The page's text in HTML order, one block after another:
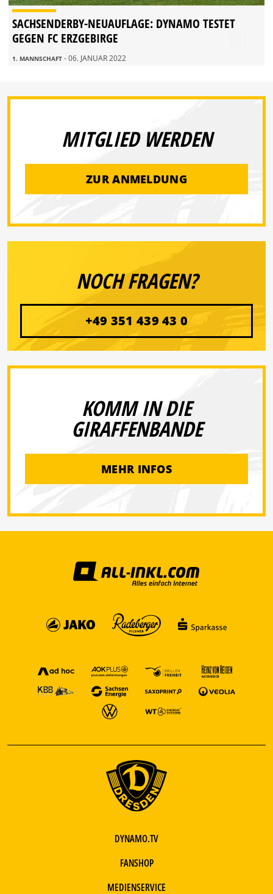
SACHSENDERBY-NEUAUFLAGE: DYNAMO TESTET
GEGEN FC ERZGEBIRGE
1. MANNSCHAFT - 06. JANUAR 2022
MITGLIED WERDEN
ZUR ANMELDUNG
NOCH FRAGEN?
+49 351 439 43 0
KOMM IN DIE
GIRAFFENBANDE
MEHR INFOS
DYNAMO.TV
FANSHOP
MEDIENSERVICE